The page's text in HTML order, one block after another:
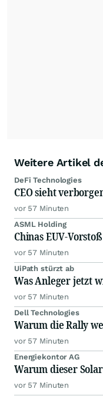
Weitere Artikel
DeFi Technologies
CEO sieht
vor 57 Minuten
ASML Holding
Chinas EUV-
vor 57 Minuten
UiPath stürzt ab
Was Anleger jetzt
vor 57 Minuten
Dell Technologies
Warum die Rally
vor 57 Minuten
Energiekontor AG
Warum dieser
vor 57 Minuten